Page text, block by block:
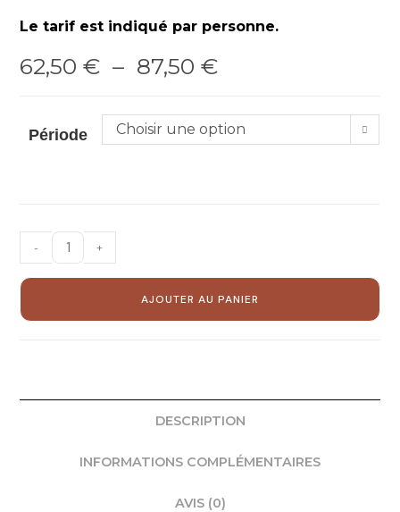
Le tarif est indiqué par personne.
62,50€ – 87,50€
Période Choisir une option
- +
AJOUTER AU PANIER
DESCRIPTION
INFORMATIONS COMPLÉMENTAIRES
AVIS (0)